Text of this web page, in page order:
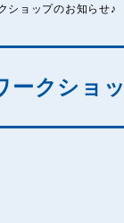
ョップのお知らせ♪
クショ